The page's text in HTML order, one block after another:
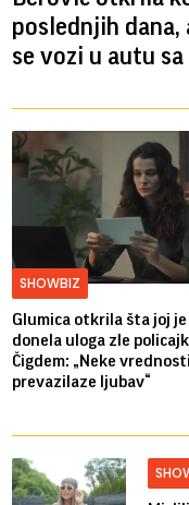
poslednjih
se vozi u autu sa
SHOWBIZ
Glumica otkrila šta joj je
donela uloga zle
Čigdem: „Neke vrednosti
prevazilaze ljubav“